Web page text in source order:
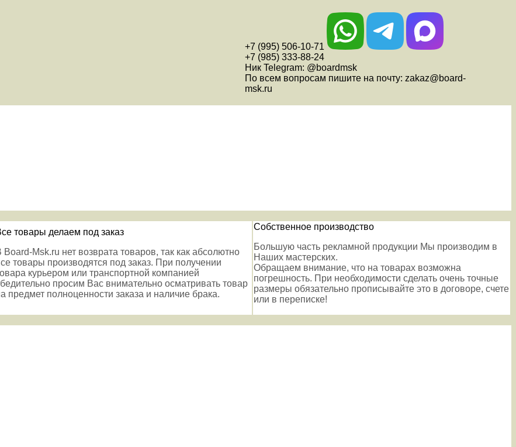
+7 (995) 506-10-71
+7 (985) 333-88-24
Ник Telegram: @boardmsk
По всем вопросам пишите на почту: zakaz@board-
msk.ru
товары делаем под заказ
Board-Msk.ru нет возврата товаров, так как абсолютно
товары производятся под заказ. При получении
курьером или транспортной компанией
просим Вас внимательно осматривать товар
предмет полноценности заказа и наличие брака.
Собственное производство
Большую часть рекламной продукции Мы производим в
Наших мастерских.
Обращаем внимание, что на товарах возможна
погрешность. При необходимости сделать очень точные
размеры обязательно прописывайте это в договоре, счете
или в переписке!